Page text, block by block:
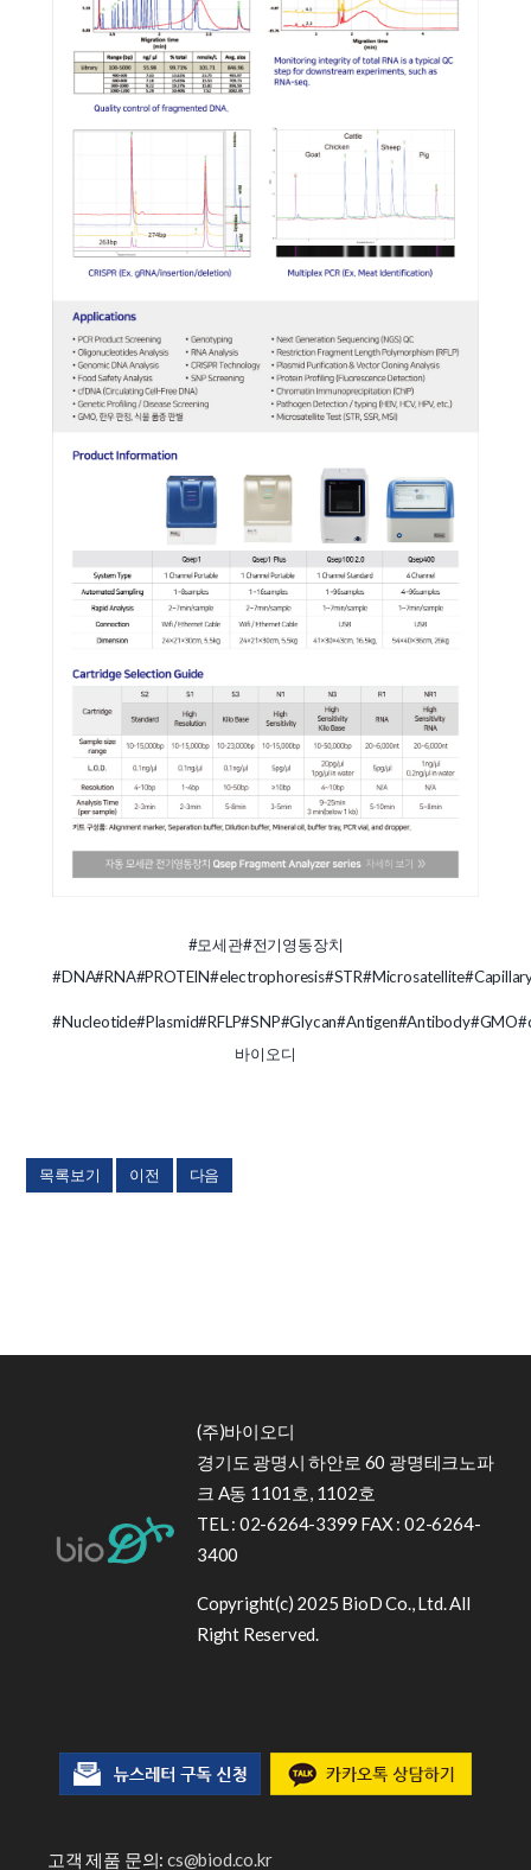
#모세관#전기영동장치
#DNA#RNA#PROTEIN#electrophoresis#STR#Microsatellite
#Nucleotide#Plasmid#RFLP#SNP#Glycan#Antigen#Antibody#GMO
바이오디
목록보기 이전 다음
(주)바이오디
경기도 광명시 하안로 60 광명테크노파
크 A동 1101호, 1102호
TEL : 02-6264-3399 FAX : 02-6264-
3400
Copyright(c) 2025 BioD Co., Ltd. All
Right Reserved.
고객 제품 문의: cs@biod.co.kr